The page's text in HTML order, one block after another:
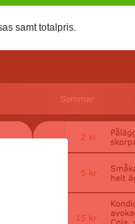
samt totalpris.